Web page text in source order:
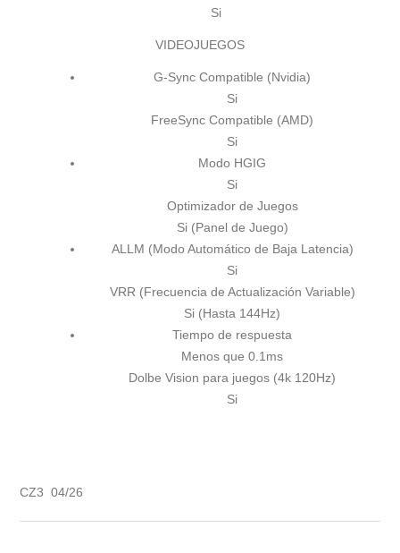
Si
VIDEOJUEGOS
G-Sync Compatible (Nvidia)
Si
FreeSync Compatible (AMD)
Si
Modo HGIG
Si
Optimizador de Juegos
Si (Panel de Juego)
ALLM (Modo Automático de Baja Latencia)
Si
VRR (Frecuencia de Actualización Variable)
Si (Hasta 144Hz)
Tiempo de respuesta
Menos que 0.1ms
Dolbe Vision para juegos (4k 120Hz)
Si
CZ3 04/26